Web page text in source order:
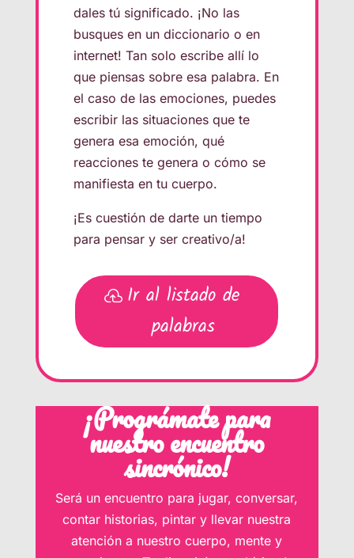
dales tú significado. ¡No las
busques en un diccionario o en
internet! Tan solo escribe allí lo
que piensas sobre esa palabra. En
el caso de las emociones, puedes
escribir las situaciones que te
genera esa emoción, qué
reacciones te genera o cómo se
manifiesta en tu cuerpo.
¡Es cuestión de darte un tiempo
para pensar y ser creativo/a!
Ir al listado de
palabras
¡Prográmate para
nuestro encuentro
sincrónico!
Será un encuentro para jugar, conversar,
contar historias, pintar y llevar nuestra
atención a nuestro cuerpo, mente y